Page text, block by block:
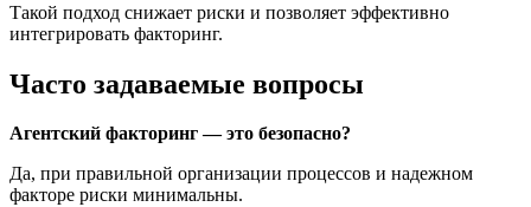
Такой подход снижает риски и позволяет эффективно
интегрировать факторинг.
Часто задаваемые вопросы
Агентский факторинг — это безопасно?
Да, при правильной организации процессов и надежном
факторе риски минимальны.